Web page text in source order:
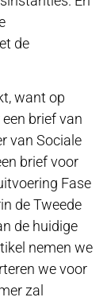
de
want op
brief van
van Sociale
brief voor
Fase
de Tweede
de huidige
nemen we
we voor
zal